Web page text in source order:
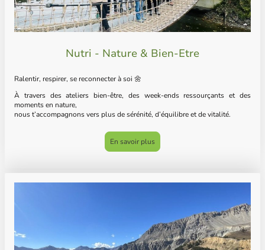
Nutri - Nature & Bien-Etre
Ralentir, respirer, se reconnecter à soi 🌼
À travers des ateliers bien-être, des week-ends ressourçants et des
moments en nature,
nous t’accompagnons vers plus de sérénité, d’équilibre et de vitalité.
En savoir plus